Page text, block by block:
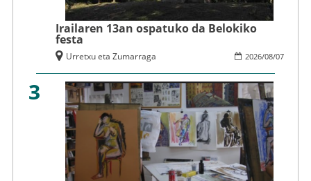
Irailaren 13an ospatuko da Belokiko
festa
2026/08/07
Urretxu eta Zumarraga
3